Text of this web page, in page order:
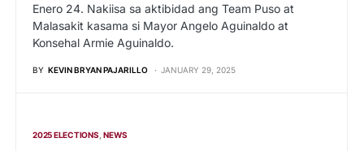
Enero 24. Nakiisa sa aktibidad ang Team Puso at
Malasakit kasama si Mayor Angelo Aguinaldo at
Konsehal Armie Aguinaldo.
BY KEVIN BRYAN PAJARILLO JANUARY 29, 2025
2025 ELECTIONS NEWS